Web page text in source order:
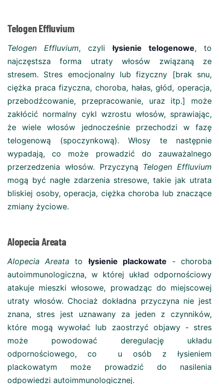
Telogen Effluvium
Telogen Effluvium, czyliłysienie telogenowe, to
najczęstsza forma utraty włosów związaną ze
stresem. Stres emocjonalny lub fizyczny [brak snu,
ciężka praca fizyczna, choroba, hałas, głód, operacja,
przebodźcowanie, przepracowanie, uraz itp.] może
zakłócić normalny cykl wzrostu włosów, sprawiając,
że wiele włosów jednocześnie przechodzi w fazę
telogenową (spoczynkową). Włosy te następnie
wypadają, co może prowadzić do zauważalnego
przerzedzenia włosów. Przyczyną Telogen Effluvium
mogą być nagłe zdarzenia stresowe, takie jak utrata
bliskiej osoby, operacja, ciężka choroba lub znaczące
zmiany życiowe.
Alopecia Areata
Alopecia Areata tołysienie plackowate - choroba
autoimmunologiczna, w której układ odpornościowy
atakuje mieszki włosowe, prowadząc do miejscowej
utraty włosów. Chociaż dokładna przyczyna nie jest
znana, stres jest uznawany za jeden z czynników,
które mogą wywołać lub zaostrzyć objawy - stres
może powodować deregulację układu
odpornościowego, co u osób z łysieniem
plackowatym może prowadzić do nasilenia
odpowiedzi autoimmunologicznej.